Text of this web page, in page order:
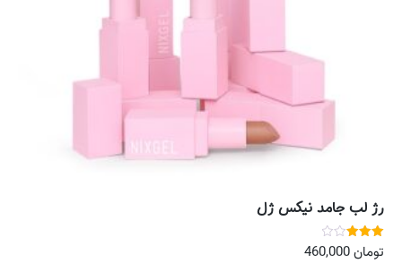
رژ لب جامد نیکس ژل
نمره
3.00
تومان